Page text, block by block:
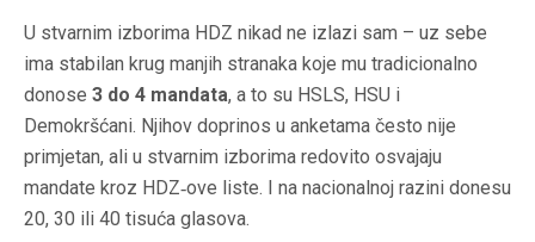
U stvarnim izborima HDZ nikad ne izlazi sam – uz sebe
ima stabilan krug manjih stranaka koje mu tradicionalno
donose 3 do 4 mandata, a to su HSLS, HSU i
Demokršćani. Njihov doprinos u anketama često nije
primjetan, ali u stvarnim izborima redovito osvajaju
mandate kroz HDZ‑ove liste. I na nacionalnoj razini donesu
20, 30 ili 40 tisuća glasova.